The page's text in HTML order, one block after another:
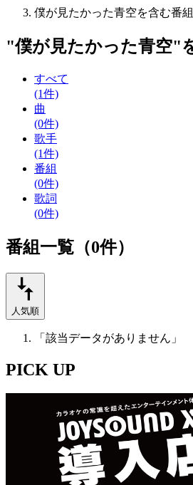
僕が見たかった青空を含む番
"僕が見たかった青空"
すべて
(1件)
曲
(0件)
歌手
(1件)
番組
(0件)
歌詞
(0件)
番組一覧（0件）
人気順
「該当データがありません」
PICK UP